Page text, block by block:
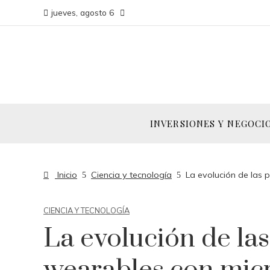
jueves, agosto 6
INVERSIONES Y
Inicio Ciencia y tecnología La evolución de las
CIENCIA Y TECNOLOGÍA
La evolución de